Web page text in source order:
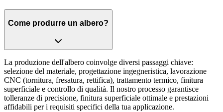
Come produrre un albero?
La produzione dell'albero coinvolge diversi passaggi chiave:
selezione del materiale, progettazione ingegneristica, lavorazione
CNC (tornitura, fresatura, rettifica), trattamento termico, finitura
superficiale e controllo di qualità. Il nostro processo garantisce
tolleranze di precisione, finitura superficiale ottimale e prestazioni
affidabili per i requisiti specifici della tua applicazione.